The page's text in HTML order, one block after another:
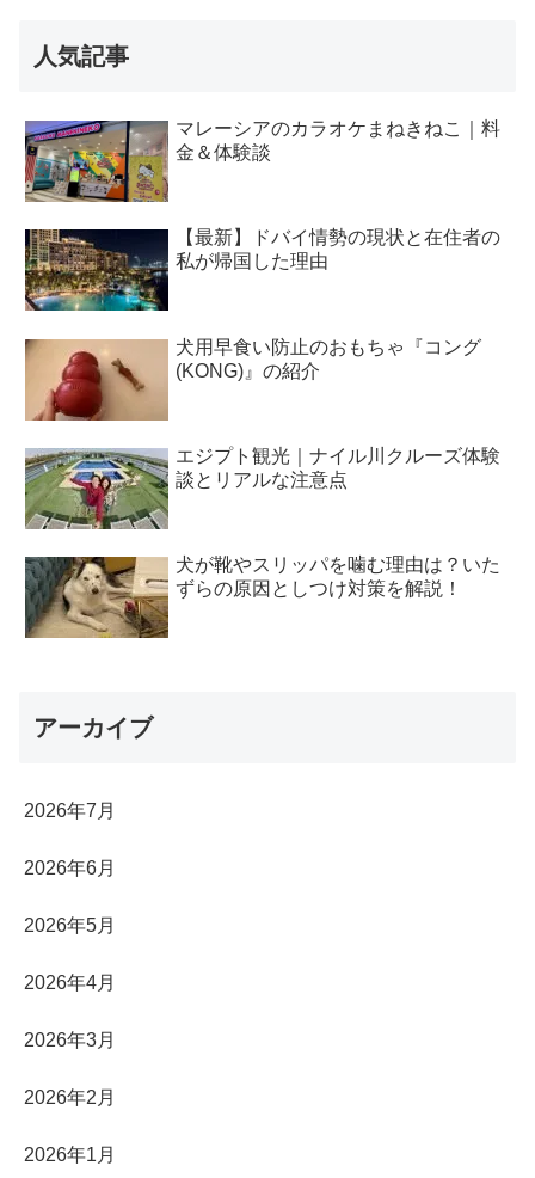
人気記事
マレーシアのカラオケまねきねこ｜料
金＆体験談
【最新】ドバイ情勢の現状と在住者の
私が帰国した理由
犬用早食い防止のおもちゃ『コング
(KONG)』の紹介
エジプト観光｜ナイル川クルーズ体験
談とリアルな注意点
犬が靴やスリッパを噛む理由は？いた
ずらの原因としつけ対策を解説！
アーカイブ
2026年7月
2026年6月
2026年5月
2026年4月
2026年3月
2026年2月
2026年1月